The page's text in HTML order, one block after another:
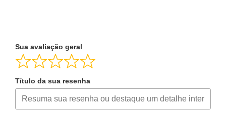
Sua avaliação geral
Título da sua resenha